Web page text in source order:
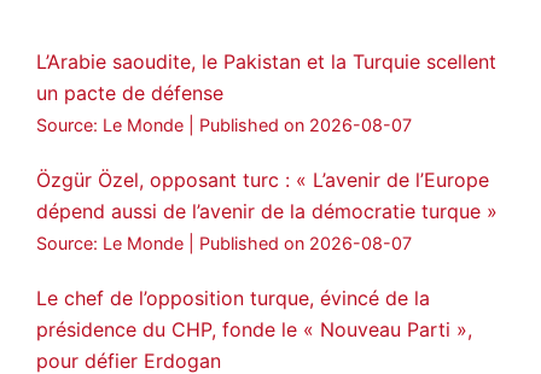
Amitiés kurdes de Bretagne a retweeté
MedyaNews @medyanews_ · 24 Jan 2025
🔴DEM Party Imrali delegation made a
statement on Abdullah Öcalan meeting
#AbdullahÖcalan #PeaceProcess
🔗https://medyanews.rs/h4lwBwQ
3
L’Arabie saoudite, le Pakistan et la Turquie scellent
un pacte de défense
Source: Le Monde Published on 2026-08-07
Özgür Özel, opposant turc : « L’avenir de l’Europe
dépend aussi de l’avenir de la démocratie turque »
Source: Le Monde Published on 2026-08-07
Le chef de l’opposition turque, évincé de la
présidence du CHP, fonde le « Nouveau Parti »,
pour défier Erdogan